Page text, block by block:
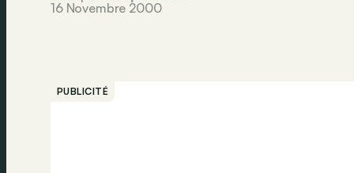
16 Novembre 2000
PUBLICITÉ